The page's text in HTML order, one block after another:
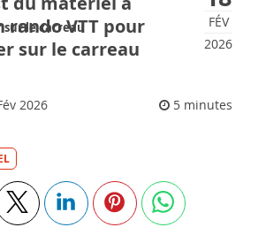
sur le carreau
FÉV
2026
rando VTT pour
sur le carreau
5 minutes
2026